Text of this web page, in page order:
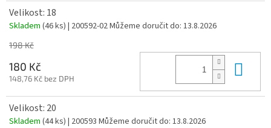
Velikost: 18
Skladem (46 ks) | 200592-02Můžeme doručit do: 13.8.2026
198 Kč
180 Kč
148,76 Kč bez DPH
Velikost: 20
Skladem (44 ks) | 200593 Můžeme doručit do: 13.8.2026